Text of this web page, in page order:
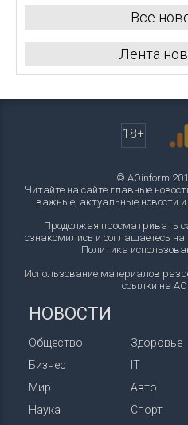
Все
Лента
18+
© AOinform
Читайте на сайте главные
важные, актуальные новости
Продолжая просматривать
ознакомились и соглашаетесь
Политика
Использование материалов
ссылки на
НОВОСТИ
Общество
Бизнес
Мир
Наука
Здоровье
IT
Авто
Спорт